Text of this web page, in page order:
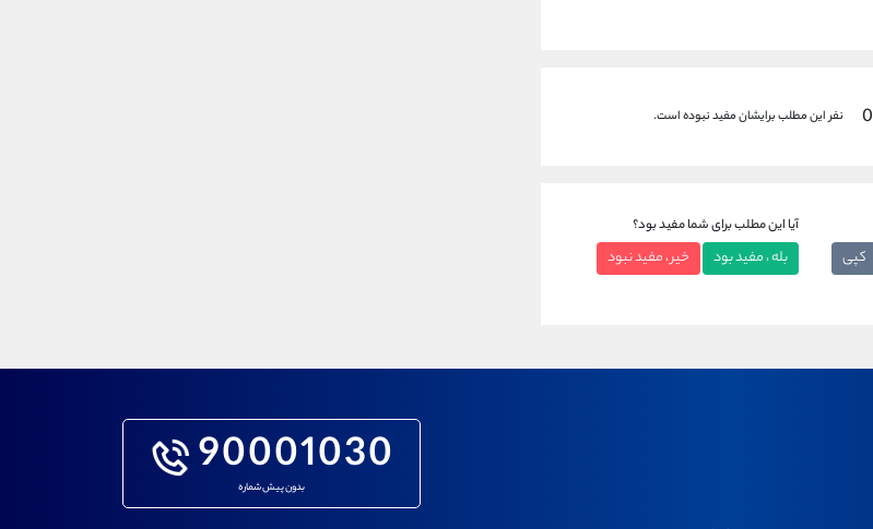
0 نفر این مطلب برایشان مفید نبوده است.
کپی
آیا این مطلب برای شما مفید بود؟
بله ، مفید بود خیر ، مفید نبود
90001030
بدون پیش شماره